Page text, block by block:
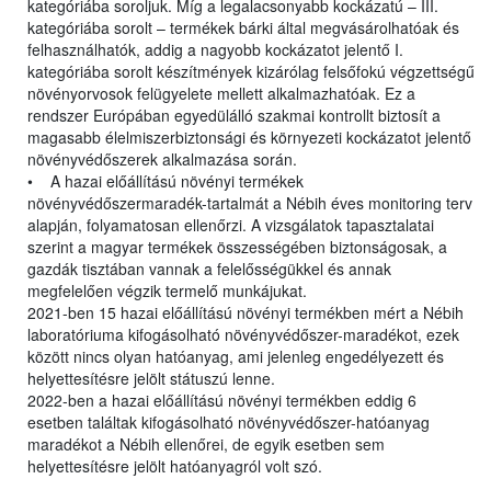
kategóriába soroljuk. Míg a legalacsonyabb kockázatú – III.
kategóriába sorolt – termékek bárki által megvásárolhatóak és
felhasználhatók, addig a nagyobb kockázatot jelentő I.
kategóriába sorolt készítmények kizárólag felsőfokú végzettségű
növényorvosok felügyelete mellett alkalmazhatóak. Ez a
rendszer Európában egyedülálló szakmai kontrollt biztosít a
magasabb élelmiszerbiztonsági és környezeti kockázatot jelentő
növényvédőszerek alkalmazása során.
• A hazai előállítású növényi termékek
növényvédőszermaradék-tartalmát a Nébih éves monitoring terv
alapján, folyamatosan ellenőrzi. A vizsgálatok tapasztalatai
szerint a magyar termékek összességében biztonságosak, a
gazdák tisztában vannak a felelősségükkel és annak
megfelelően végzik termelő munkájukat.
2021-ben 15 hazai előállítású növényi termékben mért a Nébih
laboratóriuma kifogásolható növényvédőszer-maradékot, ezek
között nincs olyan hatóanyag, ami jelenleg engedélyezett és
helyettesítésre jelölt státuszú lenne.
2022-ben a hazai előállítású növényi termékben eddig 6
esetben találtak kifogásolható növényvédőszer-hatóanyag
maradékot a Nébih ellenőrei, de egyik esetben sem
helyettesítésre jelölt hatóanyagról volt szó.